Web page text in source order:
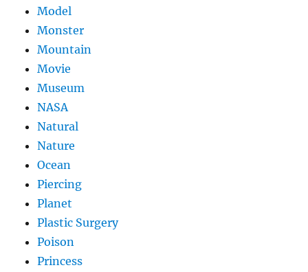
Model
Monster
Mountain
Movie
Museum
NASA
Natural
Nature
Ocean
Piercing
Planet
Plastic Surgery
Poison
Princess